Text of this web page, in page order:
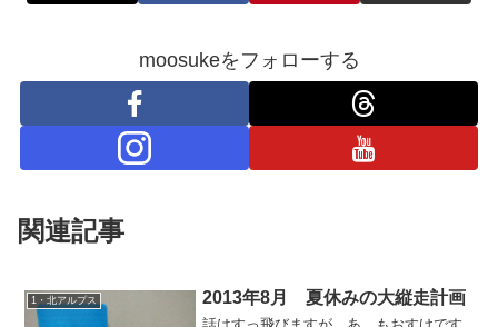
moosukeをフォローする
関連記事
1・北アルプス 2013年8月 夏休みの大縦走計画